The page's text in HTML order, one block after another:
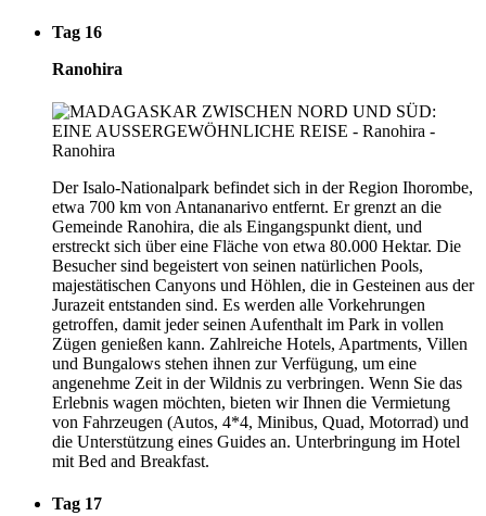
Tag 16
Ranohira
Der Isalo-Nationalpark befindet sich in der Region Ihorombe,
etwa 700 km von Antananarivo entfernt. Er grenzt an die
Gemeinde Ranohira, die als Eingangspunkt dient, und
erstreckt sich über eine Fläche von etwa 80.000 Hektar. Die
Besucher sind begeistert von seinen natürlichen Pools,
majestätischen Canyons und Höhlen, die in Gesteinen aus der
Jurazeit entstanden sind. Es werden alle Vorkehrungen
getroffen, damit jeder seinen Aufenthalt im Park in vollen
Zügen genießen kann. Zahlreiche Hotels, Apartments, Villen
und Bungalows stehen ihnen zur Verfügung, um eine
angenehme Zeit in der Wildnis zu verbringen. Wenn Sie das
Erlebnis wagen möchten, bieten wir Ihnen die Vermietung
von Fahrzeugen (Autos, 4*4, Minibus, Quad, Motorrad) und
die Unterstützung eines Guides an. Unterbringung im Hotel
mit Bed and Breakfast.
Tag 17